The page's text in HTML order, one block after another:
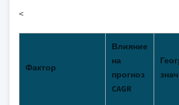
<
Фактор
Влияние
на
прогноз
CAGR